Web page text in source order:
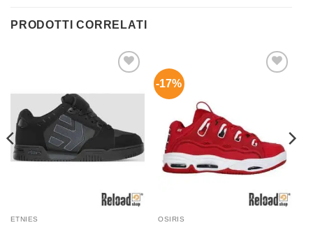
PRODOTTI CORRELATI
alla lista
ETNIES
-17%
OSIRIS